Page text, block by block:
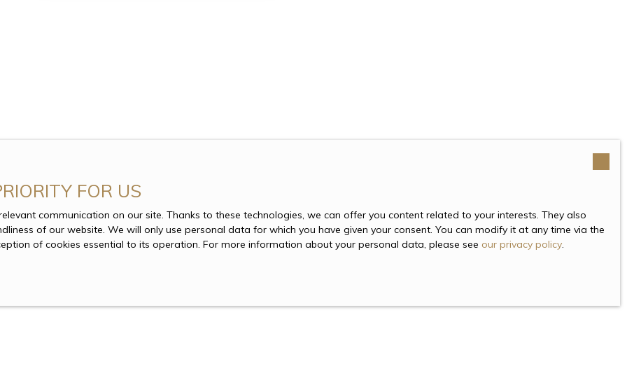
offrant une belle opportunité d'investissement.
FOR US
communication on our site. Thanks to these technologies, we can offer you content related to your interests. They also
of our website. We will only use personal data for which you have given your consent. You can modify it at any time via the
of cookies essential to its operation. For more information about your personal data, please see our privacy policy.